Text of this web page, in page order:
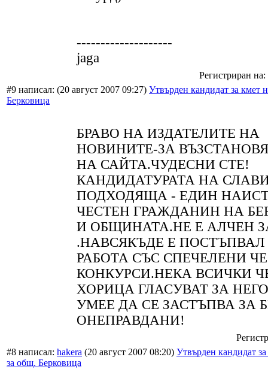
--------------------
jaga
Регистриран
#9 написал: (20 август 2007 09:27) Утвърден кандидат за кмет
Берковица
БРАВО НА ИЗДАТЕЛИТЕ НА
НОВИНИТЕ-ЗА
НА САЙТА.ЧУДЕСНИ СТЕ!
КАНДИДАТУРАТА НА
ПОДХОДЯЩА - ЕДИН
ЧЕСТЕН ГРАЖДАНИН НА
И ОБЩИНАТА.НЕ Е АЛЧЕН
.НАВСЯКЪДЕ Е
РАБОТА СЪС СПЕЧЕЛЕНИ
КОНКУРСИ.НЕКА ВСИЧКИ
ХОРИЦА ГЛАСУВАТ ЗА
УМЕЕ ДА СЕ ЗАСТЪПВА ЗА
ОНЕПРАВДАНИ!
#8 написал: hakera (20 август 2007 08:20) Утвърден кандидат
за общ. Берковица